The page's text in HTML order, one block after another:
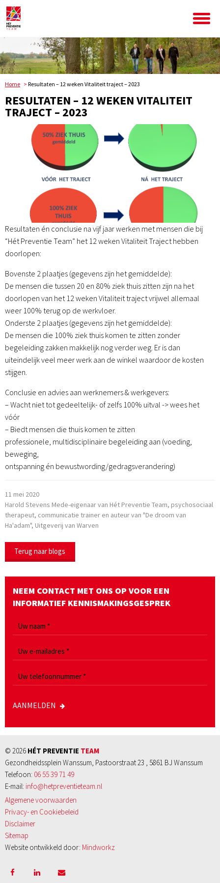
Home Resultaten – 12 weken Vitaliteit traject – 2023
RESULTATEN – 12 WEKEN VITALITEIT
TRAJECT – 2023
Resultaten én conclusie na vijf jaar werken met mensen die bij
“Hét Preventie Team” het 12 weken Vitaliteit Traject hebben
doorlopen:
Bovenste 2 plaatjes (gegevens zijn het gemiddelde):
De mensen die tussen 20 en 80% ziek thuis zitten zijn na het
doorlopen van het 12 weken Vitaliteit traject vrijwel allemaal
weer 100% terug op de werkvloer.
Onderste 2 plaatjes (gegevens zijn het gemiddelde):
De mensen die 100% ziek thuis komen te zitten zonder
begeleiding zakken makkelijk nog verder weg. Er is dan
uiteindelijk veel meer werk aan de winkel waardoor de kosten
stijgen.
Conclusie en advies aan werknemers & werkgevers:
– Wacht niet tot gedeeltelijk- of zelfs 100% uitval -> wees het
vóór
– Biedt mensen die thuis komen te zitten
professionele, multidisciplinaire begeleiding aan (voeding,
beweging,
ontspanning én bewustwording/gedragsverandering)
11 mei 2020
Harold Stevens Mede-eigenaar van Hét Preventie Team, psychosociaal
therapeut, communicatie trainer en auteur van "De droom van
Ha'adam", Uitgeverij van Warven
Terug naar blogs
NEEM CONTACT MET ONS OP VOOR EEN
INFORMATIEF KENNISMAKINGSGESPREK
AANMELDEN
© 2026 HÉT PREVENTIE TEAM
Gezondheidssplein Wanssum, Pastoorstraat 23 , 5861 BJ Wanssum
Telefoon: 06 55 39 71 49
E-mail: info@hetpreventieteam.nl
Algemene voorwaarden
Privacy- en Cookiebeleid
Disclaimer
Sitemap
Website ontwikkeld door: Mindworkz